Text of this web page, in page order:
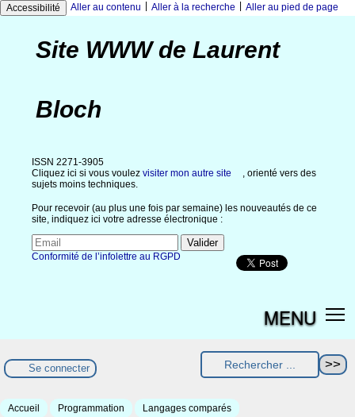
Accessibilité Aller au contenu Aller à la recherche Aller au pied de page
Site WWW de Laurent
Bloch
ISSN 2271-3905
Cliquez ici si vous voulez visiter mon autre site
, orienté vers des
sujets moins techniques.
Pour recevoir (au plus une fois par semaine) les nouveautés de ce
site, indiquez ici votre adresse électronique :
Conformité de l’infolettre au RGPD
MENU
Se connecter
Accueil Programmation Langages comparés